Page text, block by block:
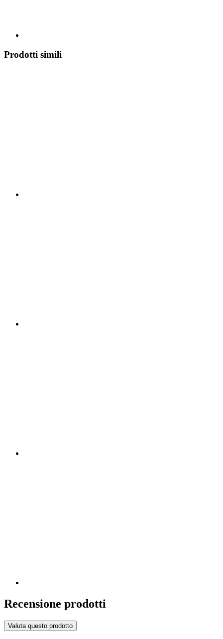
Prodotti simili
Recensione prodotti
Valuta questo prodotto